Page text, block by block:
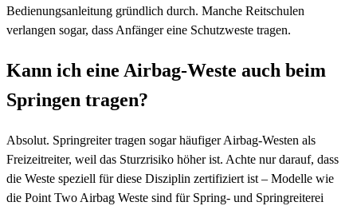
Bedienungsanleitung gründlich durch. Manche Reitschulen
verlangen sogar, dass Anfänger eine Schutzweste tragen.
Kann ich eine Airbag-Weste auch beim
Springen tragen?
Absolut. Springreiter tragen sogar häufiger Airbag-Westen als
Freizeitreiter, weil das Sturzrisiko höher ist. Achte nur darauf, dass
die Weste speziell für diese Disziplin zertifiziert ist – Modelle wie
die Point Two Airbag Weste sind für Spring- und Springreiterei